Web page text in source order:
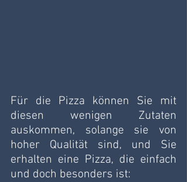
Für die Pizza können Sie mit
diesen wenigen Zutaten
auskommen, solange sie von
hoher Qualität sind, und Sie
erhalten eine Pizza, die einfach
und doch besonders ist: